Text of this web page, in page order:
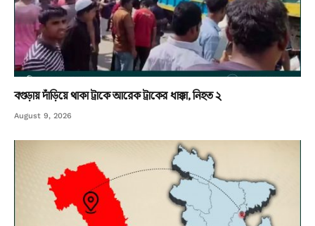
বগুড়ায় দাঁড়িয়ে থাকা ট্রাকে আরেক ট্রাকের ধাক্কা, নিহত ২
August 9, 2026